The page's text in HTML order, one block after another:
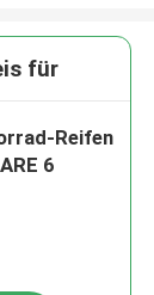
für
Reifen
6